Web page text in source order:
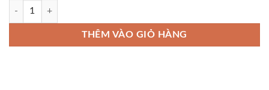
Phụ Kiện Inox số lượng
THÊM VÀO GIỎ HÀNG